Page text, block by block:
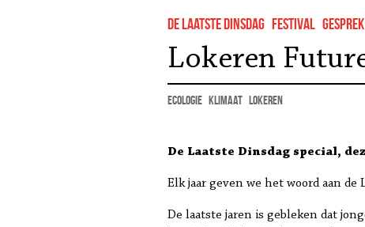
de Laatste Dinsdag festival gesprek
Lokeren
ecologie klimaat Lokeren
De Laatste Dinsdag special,
Elk jaar geven we het woord aan de
De laatste jaren is gebleken dat